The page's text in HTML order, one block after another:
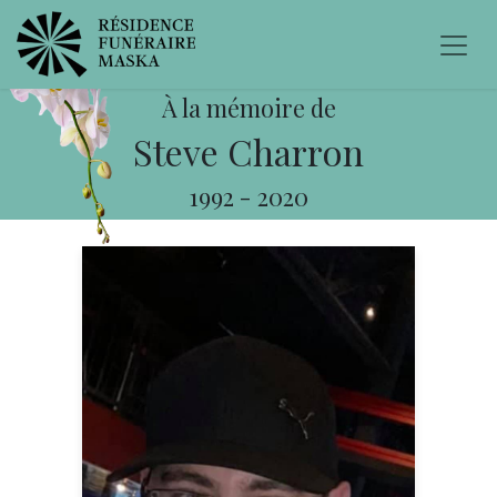
À la mémoire de
Steve Charron
1992 - 2020